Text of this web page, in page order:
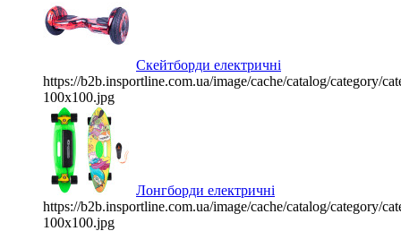
Скейтборди електричні
https://b2b.insportline.com.ua/image/cache/catalog/category/
100x100.jpg
Лонгборди електричні
https://b2b.insportline.com.ua/image/cache/catalog/category/
100x100.jpg